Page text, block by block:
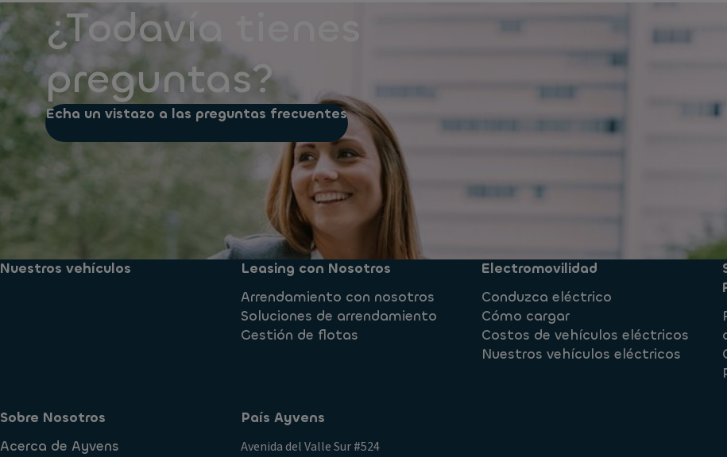
¿Todavía tienes
preguntas?
Echa un vistazo a las preguntas frecuentes
Nuestros vehículos
Leasing con Nosotros
Arrendamiento con nosotros
Soluciones de arrendamiento
Gestión de flotas
Electromovilidad
Conduzca eléctrico
Cómo cargar
Costos de vehículos eléctricos
Nuestros vehículos eléctricos
Sobre Nosotros
Acerca de Ayvens
País Ayvens
Avenida del Valle Sur #524